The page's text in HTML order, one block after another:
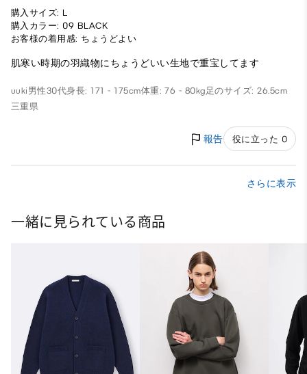
購入サイズ: L
購入カラー: 09 BLACK
お客様の着用感: ちょうどよい
肌寒い時期の羽織物にちょうどいい生地で重宝してます
uuki 男性30代身長: 171 - 175cm体重: 76 - 80kg足のサイズ: 26.5cm
三重県
報告 役に立った 0
さらに表示
一緒に見られている商品